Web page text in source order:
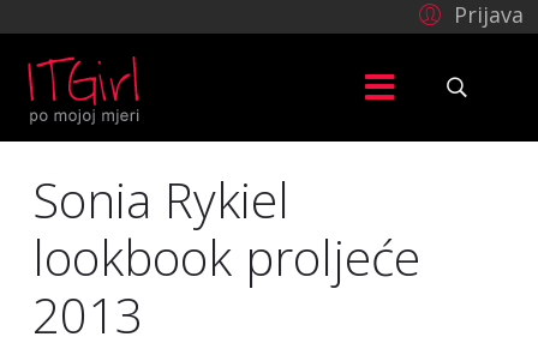
Prijava
Sonia Rykiel
lookbook proljeće
2013